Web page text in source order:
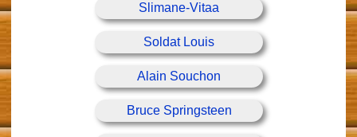
Slimane-Vitaa
Soldat Louis
Alain Souchon
Bruce Springsteen